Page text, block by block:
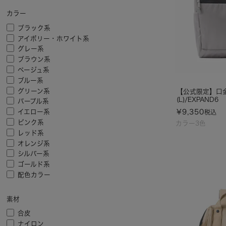
カラー
ブラック系
アイボリー・ホワイト系
グレー系
ブラウン系
ベージュ系
ブルー系
グリーン系
パープル系
イエロー系
ピンク系
レッド系
オレンジ系
シルバー系
ゴールド系
配色カラー
素材
合皮
ナイロン
カラー3色
【公式限定】口
(L)/EXPAND6
¥9,350税込